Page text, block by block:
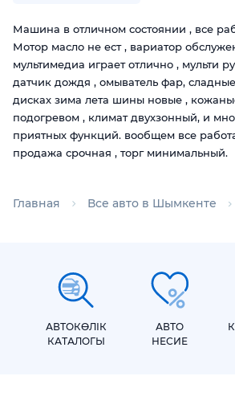
Машина в отличном состоянии , все
Мотор масло не ест , вариатор
мультимедиа играет отлично , мульти
датчик дождя , омыватель фар,
дисках зима лета шины новые ,
подогревом , климат двухзонный, и
приятных функций. вообщем все
продажа срочная , торг минимальный.
Главная Все авто в Шымкенте
АВТОКӨЛІК
КАТАЛОГЫ
АВТО
НЕСИЕ